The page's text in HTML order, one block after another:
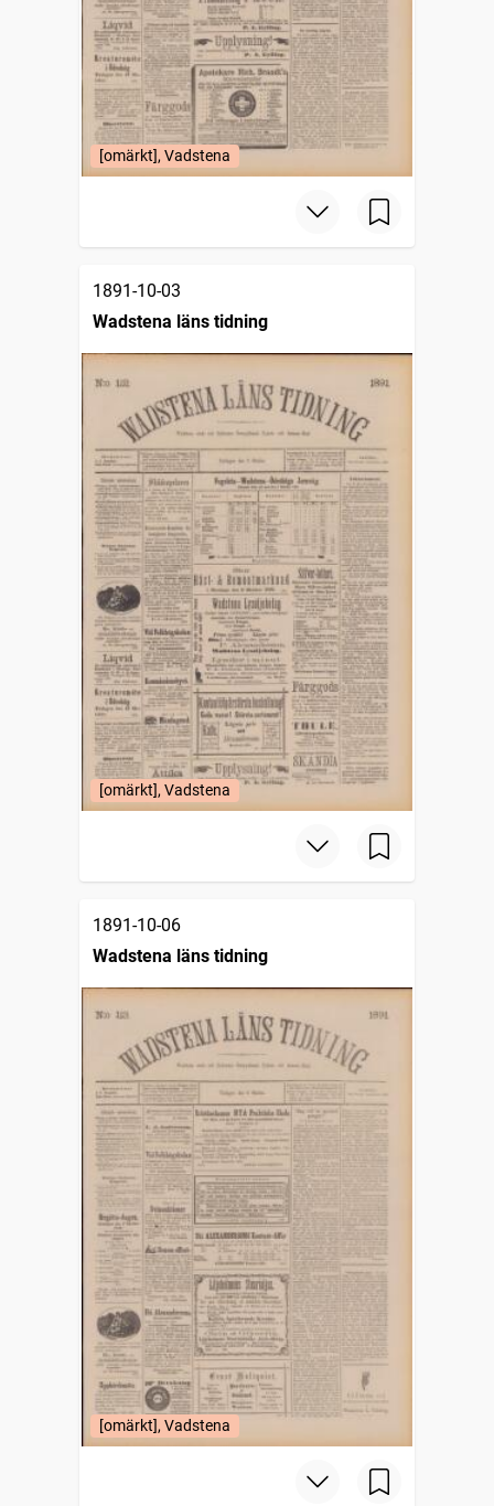
[omärkt], Vadstena
1891-10-03
Wadstena läns tidning
[omärkt], Vadstena
1891-10-06
Wadstena läns tidning
[omärkt], Vadstena